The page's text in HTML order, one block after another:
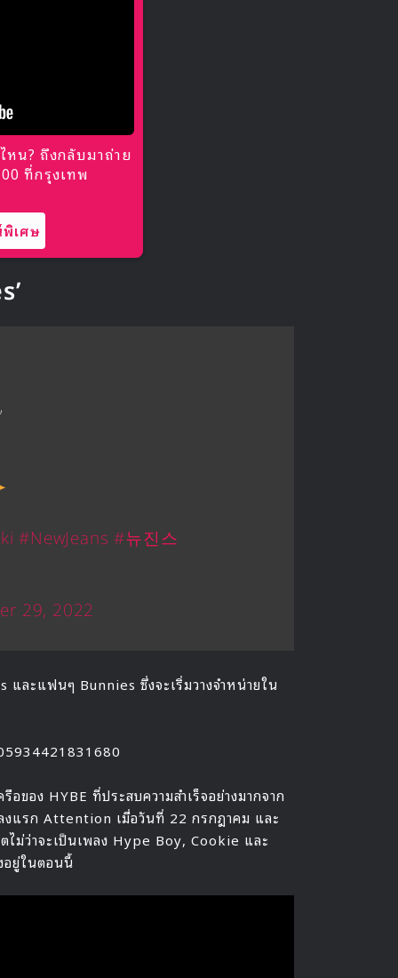
หน? ถึงกลับมาถ่าย
ที่กรุงเทพ
เศษ
#NewJeans #뉴진스
29, 2022
และแฟนๆ Bunnies ซึ่งจะเริ่มวางจำหน่ายใน
ของ HYBE ที่ประสบความสำเร็จอย่างมากจาก
ลงแรก Attention เมื่อวันที่ 22 กรกฎาคม และ
ไม่ว่าจะเป็นเพลง Hype Boy, Cookie และ
อยู่ในตอนนี้